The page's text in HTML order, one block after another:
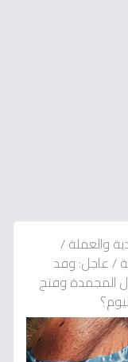
والعملة/
/عاجل: وفد
المجمدة وفتح